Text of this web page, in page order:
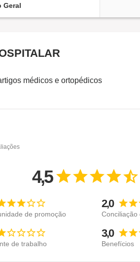
Geral
médicos e ortopédicos
4,5
de promoção
2,0
Conciliação
de trabalho
3,0
Benefícios